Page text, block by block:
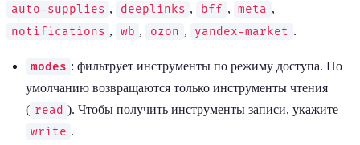
auto-supplies , deeplinks , bff , meta ,
notifications , wb , ozon , yandex-market .
modes : фильтрует инструменты по режиму доступа. По
умолчанию возвращаются только инструменты чтения
( read ). Чтобы получить инструменты записи, укажите
write .